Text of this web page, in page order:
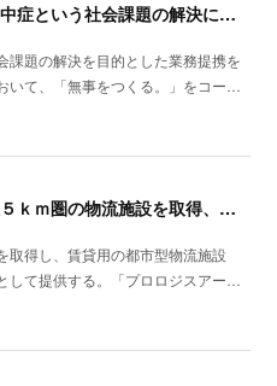
【物 流】ミツフジと電通 熱中症という社会課題の解決に向け業務提携
課題の解決を目的とした業務提携を
いて、「無事をつくる。」をコー…
【物 流】プロロジス 東京駅５ｋｍ圏の物流施設を取得、２７年４月提供開始
取得し、賃貸用の都市型物流施設
して提供する。「プロロジスアー…